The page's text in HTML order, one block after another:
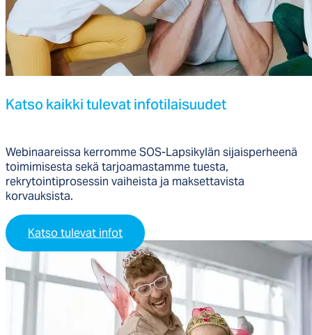
Kat­so kaik­ki tu­le­vat in­fo­ti­lai­suu­det
Webinaareissa kerromme SOS-Lapsikylän sijaisperheenä
toimimisesta sekä tarjoamastamme tuesta,
rekrytointiprosessin vaiheista ja maksettavista
korvauksista.
Katso tulevat infot